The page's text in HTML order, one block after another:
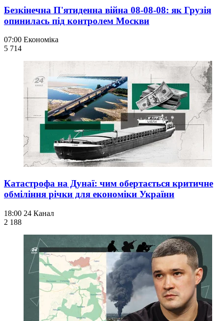
Безкінечна П'ятиденна війна 08-08-08: як Грузія
опинилась під контролем Москви
07:00 Економіка
5 714
Катастрофа на Дунаї: чим обертається критичне
обміління річки для економіки України
18:00 24 Канал
2 188